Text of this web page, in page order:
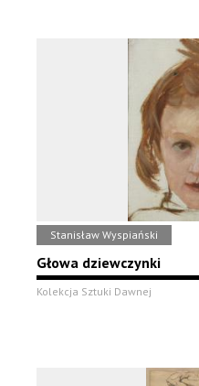
Stanisław Wyspiański
Głowa dziewczynki
Kolekcja Sztuki Dawnej